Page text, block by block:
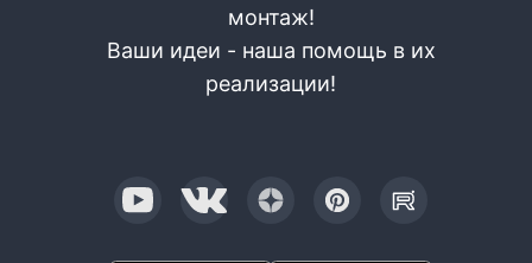
монтаж!
Ваши идеи - наша помощь в их
реализации!